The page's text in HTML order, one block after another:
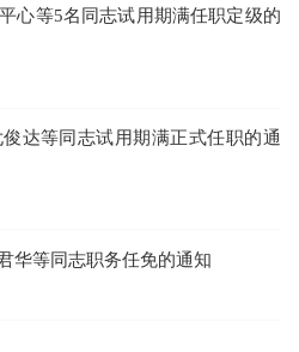
心等5名同志试用期满任职定级的
达等同志试用期满正式任职的通
华等同志职务任免的通知